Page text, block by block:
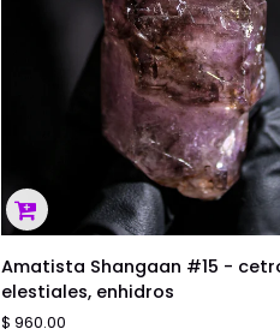
AGREGAR AL CARRITO
Amatista
Shangaan
#15
Amatista Shangaan #15 -
elestiales, enhidros
$ 960.00